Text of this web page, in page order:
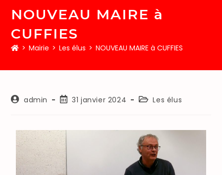
NOUVEAU MAIRE à
CUFFIES
> Mairie > Les élus > NOUVEAU MAIRE à CUFFIES
admin 31 janvier 2024 Les élus